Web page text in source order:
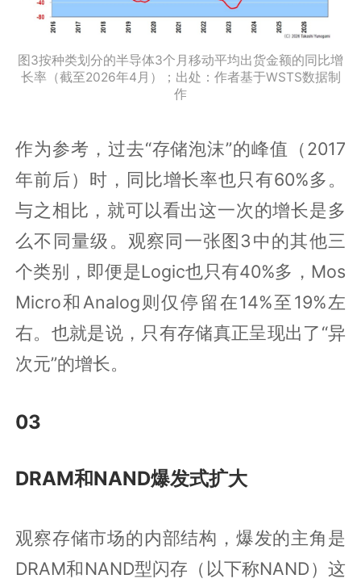
图3按种类划分的半导体3个月移动平均出货金额的同比增
长率（截至2026年4月）；出处：作者基于WSTS数据制
作
作为参考，过去“存储泡沫”的峰值（2017
年前后）时，同比增长率也只有60%多。
与之相比，就可以看出这一次的增长是多
么不同量级。观察同一张图3中的其他三
个类别，即便是Logic也只有40%多，Mos
Micro和Analog则仅停留在14%至19%左
右。也就是说，只有存储真正呈现出了“异
次元”的增长。
03
DRAM和NAND爆发式扩大
观察存储市场的内部结构，爆发的主角是
DRAM和NAND型闪存（以下称NAND）这